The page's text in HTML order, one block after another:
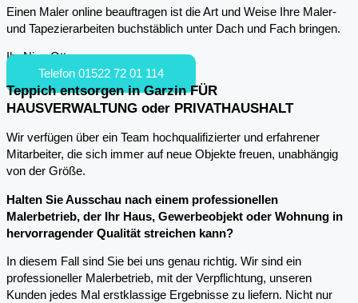
Einen Maler online beauftragen ist die Art und Weise Ihre Maler-
und Tapezierarbeiten buchstäblich unter Dach und Fach bringen.
Ihr Nico Otto
Telefon 01522 72 01 114
Teppich entsorgen in Garzin FÜR
HAUSVERWALTUNG oder PRIVATHAUSHALT
Wir verfügen über ein Team hochqualifizierter und erfahrener
Mitarbeiter, die sich immer auf neue Objekte freuen, unabhängig
von der Größe.
Halten Sie Ausschau nach einem professionellen
Malerbetrieb, der Ihr Haus, Gewerbeobjekt oder Wohnung in
hervorragender Qualität streichen kann?
In diesem Fall sind Sie bei uns genau richtig. Wir sind ein
professioneller Malerbetrieb, mit der Verpflichtung, unseren
Kunden jedes Mal erstklassige Ergebnisse zu liefern. Nicht nur